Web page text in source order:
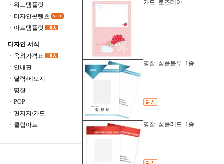
ㆍ워드템플릿
ㆍ디자인콘텐츠
ㆍ아트템플릿
디자인 서식
ㆍ옥외가격표
ㆍ안내판
ㆍ달력/메모지
ㆍ명찰
ㆍPOP
ㆍ편지지/카드
ㆍ클립아트
카드_로즈데이
명찰_심플블루_1종
명찰_심플레드_1종